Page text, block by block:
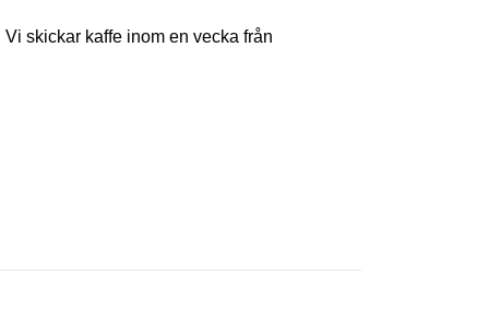
skickar kaffe inom en vecka från